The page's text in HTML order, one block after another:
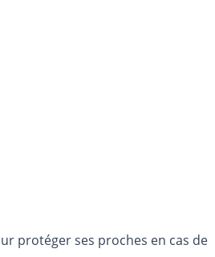
protéger ses proches en cas de